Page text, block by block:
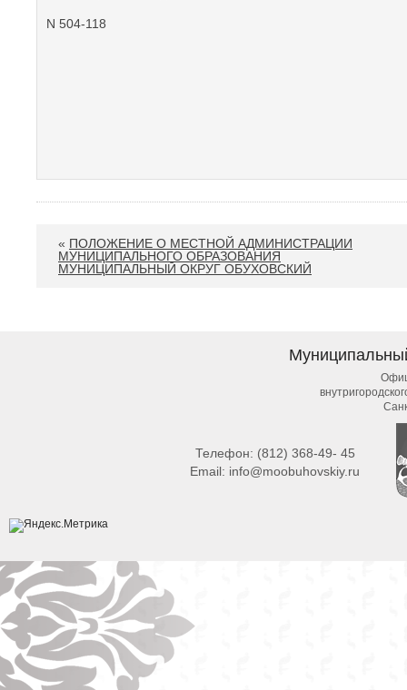
N 504-118
« ПОЛОЖЕНИЕ О МЕСТНОЙ АДМИНИСТРАЦИИ
МУНИЦИПАЛЬНОГО ОБРАЗОВАНИЯ
МУНИЦИПАЛЬНЫЙ ОКРУГ ОБУХОВСКИЙ
Телефон: (812) 368-49- 45
Email: info@moobuhovskiy.ru